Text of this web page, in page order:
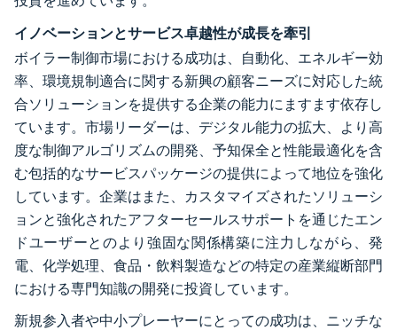
イノベーションとサービス卓越性が成長を牽引
ボイラー制御市場における成功は、自動化、エネルギー効
率、環境規制適合に関する新興の顧客ニーズに対応した統
合ソリューションを提供する企業の能力にますます依存し
ています。市場リーダーは、デジタル能力の拡大、より高
度な制御アルゴリズムの開発、予知保全と性能最適化を含
む包括的なサービスパッケージの提供によって地位を強化
しています。企業はまた、カスタマイズされたソリューシ
ョンと強化されたアフターセールスサポートを通じたエン
ドユーザーとのより強固な関係構築に注力しながら、発
電、化学処理、食品・飲料製造などの特定の産業縦断部門
における専門知識の開発に投資しています。
新規参入者や中小プレーヤーにとっての成功は、ニッチな